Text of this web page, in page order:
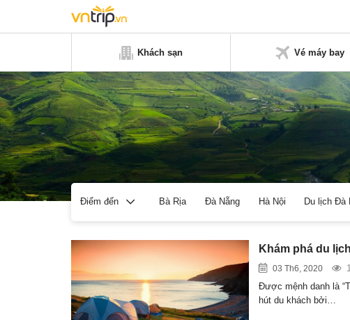
Khách sạn Vé máy bay
Điểm đến Bà Rịa Đà Nẵng Hà Nội Du lịch Đà
Khám phá du
03 Th6, 2020
Được mệnh danh là
hút du khách bởi…